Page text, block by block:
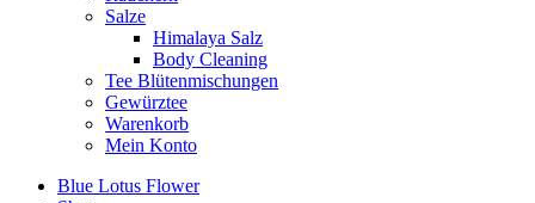
Salze
Himalaya Salz
Body Cleaning
Tee Blütenmischungen
Gewürztee
Warenkorb
Mein Konto
Blue Lotus Flower